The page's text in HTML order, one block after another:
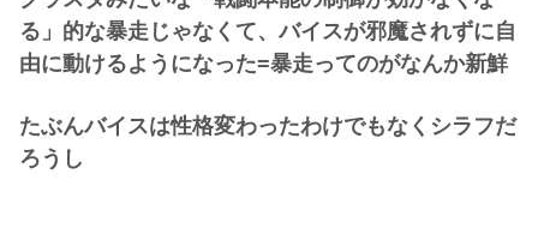
る」的な暴走じゃなくて、バイスが邪魔されずに自
由に動けるようになった=暴走ってのがなんか新鮮
たぶんバイスは性格変わったわけでもなくシラフだ
ろうし